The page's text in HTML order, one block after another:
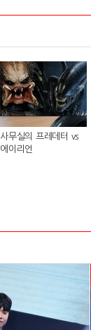
사무실의 프레데터 vs
에이리언